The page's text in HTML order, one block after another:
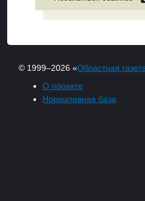
© 1999–2026 «Областная
О проекте
Нормативная база